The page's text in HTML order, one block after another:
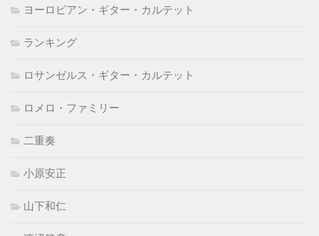
ヨーロピアン・ギター・カルテット
ランキング
ロサンゼルス・ギター・カルテット
ロメロ・ファミリー
二重奏
小原安正
山下和仁